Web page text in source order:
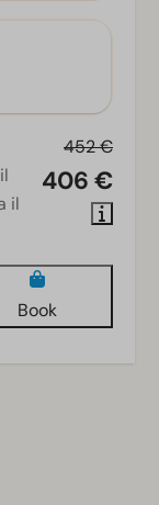
452 €
406 €
il
Book